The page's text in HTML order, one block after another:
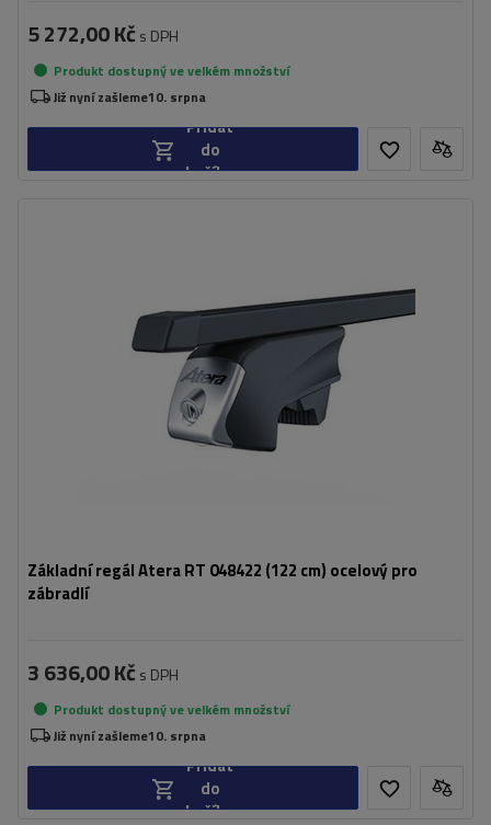
5 272,00 Kč s DPH
Produkt dostupný ve velkém množství
Již nyní zašleme10. srpna
Přidat
do
košíku
Základní regál Atera RT 048422 (122 cm) ocelový pro
zábradlí
3 636,00 Kč s DPH
Produkt dostupný ve velkém množství
Již nyní zašleme10. srpna
Přidat
do
košíku